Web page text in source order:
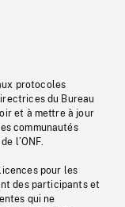
protocoles
du Bureau
et à mettre à jour
communautés
l’ONF.
pour les
des participants et
qui ne